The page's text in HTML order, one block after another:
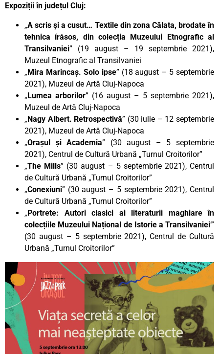
Expoziții în județul Cluj:
„A scris și a cusut… Textile din zona Călata, brodate în
tehnica írásos, din colecția Muzeului Etnografic al
Transilvaniei” (19 august – 19 septembrie 2021),
Muzeul Etnografic al Transilvaniei
„Mira Marincaș. Solo ipse” (18 august – 5 septembrie
2021), Muzeul de Artă Cluj-Napoca
„Lumea arborilor” (16 august – 5 septembrie 2021),
Muzeul de Artă Cluj-Napoca
„Nagy Albert. Retrospectivă” (30 iulie – 12 septembrie
2021), Muzeul de Artă Cluj-Napoca
„Orașul și Academia” (30 august – 5 septembrie
2021), Centrul de Cultură Urbană „Turnul Croitorilor”
„The Mills” (30 august – 5 septembrie 2021), Centrul
de Cultură Urbană „Turnul Croitorilor”
„Conexiuni” (30 august – 5 septembrie 2021), Centrul
de Cultură Urbană „Turnul Croitorilor”
„Portrete: Autori clasici ai literaturii maghiare în
colecțiile Muzeului Național de Istorie a Transilvaniei‘”
(30 august – 5 septembrie 2021), Centrul de Cultură
Urbană „Turnul Croitorilor”